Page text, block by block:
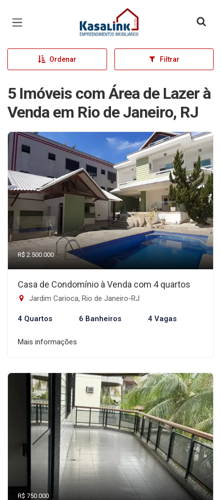
Página inicial
Ordenar Filtrar
5 Imóveis com Área de Lazer à
Venda em Rio de Janeiro, RJ
R$ 2.500.000
Casa de Condomínio à Venda com 4 quartos
Jardim Carioca, Rio de Janeiro-RJ
4 Quartos 6 Banheiros 4 Vagas
Mais informações
R$ 750.000